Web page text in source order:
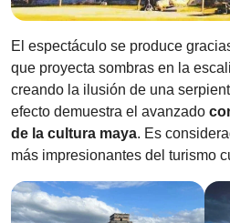
El espectáculo se produce
que proyecta sombras en la
creando la ilusión de una
efecto demuestra el avanzado
de la cultura maya. Es
más impresionantes del turismo